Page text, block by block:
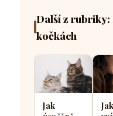
Další z rubriky:
kočkách
Jak